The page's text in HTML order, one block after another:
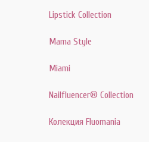
Lipstick Collection
Mama Style
Miami
Nailfluencer® Collection
Колекция Fluomania